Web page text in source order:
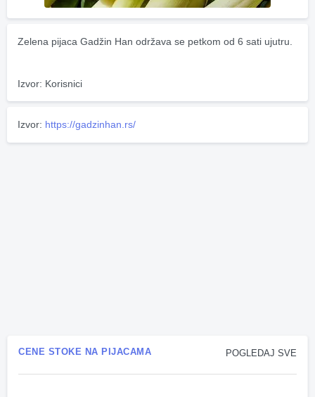
Zelena pijaca Gadžin Han održava se petkom od 6 sati ujutru.
Izvor: Korisnici
Izvor: https://gadzinhan.rs/
POGLEDAJ SVE
CENE STOKE NA PIJACAMA